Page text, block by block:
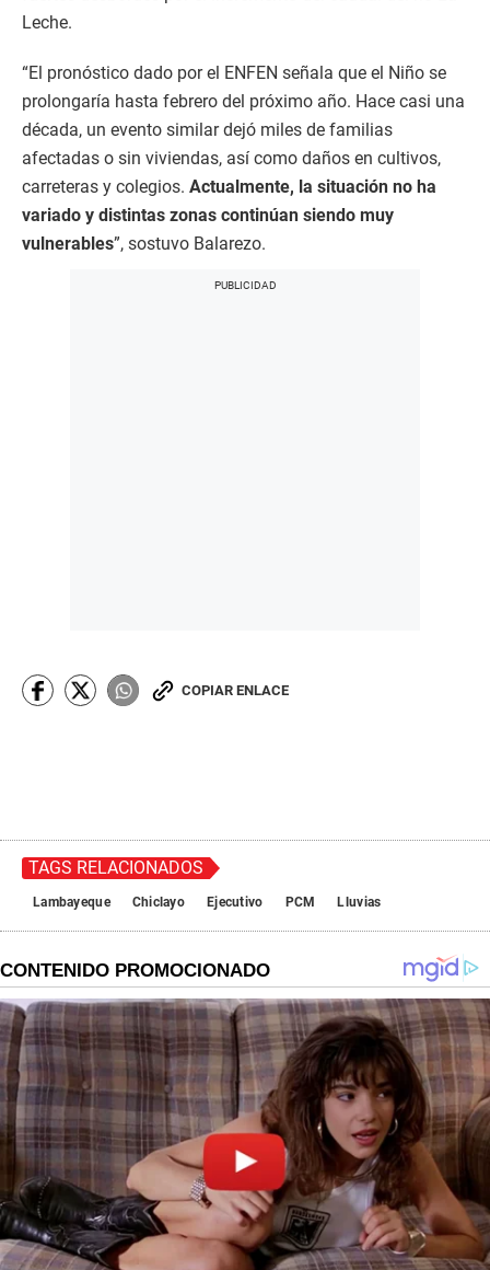
Leche.
“El pronóstico dado por el ENFEN señala que el Niño se
prolongaría hasta febrero del próximo año. Hace casi una
década, un evento similar dejó miles de familias
afectadas o sin viviendas, así como daños en cultivos,
carreteras y colegios. Actualmente, la situación no ha
variado y distintas zonas continúan siendo muy
vulnerables”, sostuvo Balarezo.
COPIAR ENLACE
TAGS RELACIONADOS
Lambayeque Chiclayo Ejecutivo PCM Lluvias